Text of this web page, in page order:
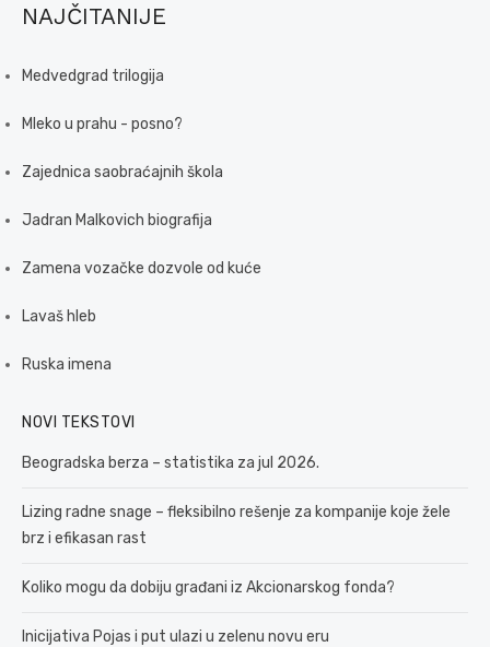
NAJČITANIJE
Medvedgrad trilogija
Mleko u prahu - posno?
Zajednica saobraćajnih škola
Jadran Malkovich biografija
Zamena vozačke dozvole od kuće
Lavaš hleb
Ruska imena
NOVI TEKSTOVI
Beogradska berza – statistika za jul 2026.
Lizing radne snage – fleksibilno rešenje za kompanije koje žele
brz i efikasan rast
Koliko mogu da dobiju građani iz Akcionarskog fonda?
Inicijativa Pojas i put ulazi u zelenu novu eru